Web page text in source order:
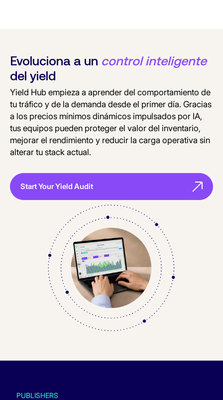
Evoluciona a un control inteligente
del yield
Yield Hub empieza a aprender del comportamiento de
tu tráfico y de la demanda desde el primer día. Gracias
a los precios mínimos dinámicos impulsados por IA,
tus equipos pueden proteger el valor del inventario,
mejorar el rendimiento y reducir la carga operativa sin
alterar tu stack actual.
Start Your Yield Audit
PUBLISHERS